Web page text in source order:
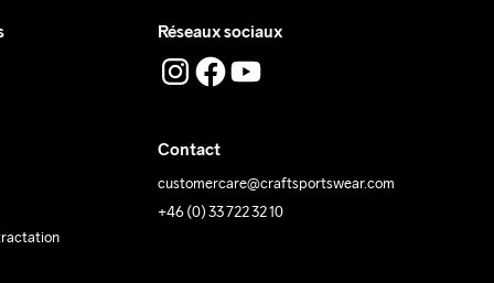
Réseaux sociaux
Contact
customercare@craftsportswear.com
+46 (0) 33 722 32 10